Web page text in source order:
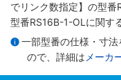
でリンク数指定】 の型番
型番RS16B-1-OLに関す
一部型番の仕様・寸
ので、詳細は メーカ